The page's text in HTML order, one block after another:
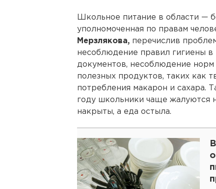
Школьное питание в области —
уполномоченная по правам
Мерзлякова, перечислив
несоблюдение правил гигиены
документов, несоблюдение
полезных продуктов, таких как
потребления макарон и сахара.
году школьники чаще жалуются
накрыты, а еда остыла.